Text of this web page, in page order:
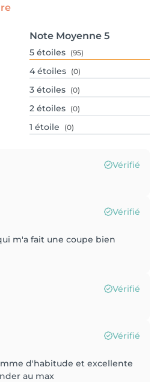
Note Moyenne 5
5 étoiles (95)
4 étoiles (0)
3 étoiles (0)
2 étoiles (0)
1 étoile (0)
Vérifié
Vérifié
m'a fait une coupe bien
Vérifié
Vérifié
d'habitude et excellente
au max